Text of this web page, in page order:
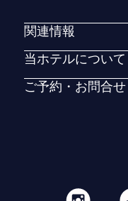
関連情報
当ホテルについて
ご予約・お問合せ